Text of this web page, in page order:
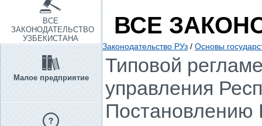
ВСЕ
ЗАКОНОДАТЕЛЬСТВО
УЗБЕКИСТАНА
Малое предприятие
ВСЕ
Законодательство РУз / Основы
Типовой
управления
Постановлению